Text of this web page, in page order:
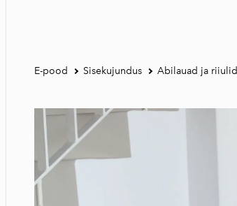
E-pood Sisekujundus Abilauad ja riiulid